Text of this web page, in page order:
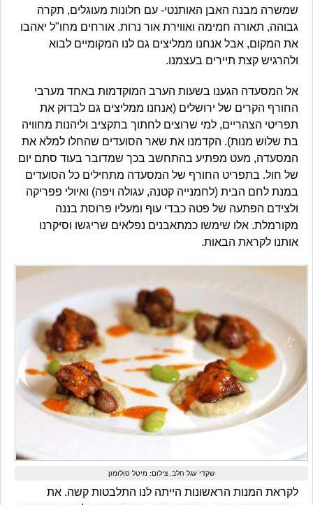
שמשרה מבנה האבן האותנטי- עם חלונות מעוגלים, תקרה
גבוהה, תאורה חמימה ואווירת אור נרות. אורחים מחו"ל יאהבו
את המקום, אבל אנחנו ממליצים גם לנו המקומיים לבוא
ולהרגיש קצת תיירים בעצמנו.
אל המסעדה הגענו בשעות הערב המוקדמות באחד מערבי
החורף הקרים של ירושלים (אנחנו ממליצים גם לבדוק את
תפריטי הצהריים, למי שרוצים לחתוך בתקציב וליהנות מחוויה
בת שלוש מנות). הקדמנו את שאר הסועדים שהחלו למלא את
המסעדה, מעט מפתיע בהתחשב בכך שמדובר בעוד סתם יום
של חול. בתפריט החורף של המסעדה מתחילים כל הסועדים
במנת לחם הבית (לחמנייה קטנה, עגולה ויפה) ואיולי פפריקה
ולצידם הפתעה של פטה כבדי עוף ומעליו פרוסת בננה
מקורמלת. אלו שימשו כמתאבנים נפלאים שריגשו וסיקרנו
אותנו לקראת הבאות.
שקדי עגל חלב. צילום: מיטל סולומון
לקראת המנות הראשונות הייתה לנו התלבטות קשה. את